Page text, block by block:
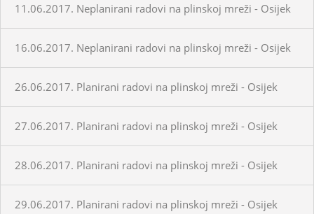
11.06.2017. Neplanirani radovi na plinskoj mreži - Osijek
16.06.2017. Neplanirani radovi na plinskoj mreži - Osijek
26.06.2017. Planirani radovi na plinskoj mreži - Osijek
27.06.2017. Planirani radovi na plinskoj mreži - Osijek
28.06.2017. Planirani radovi na plinskoj mreži - Osijek
29.06.2017. Planirani radovi na plinskoj mreži - Osijek